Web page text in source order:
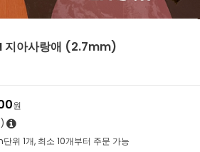
지아사랑애 (2.7mm)
원
위 1개, 최소 10개부터 주문 가능